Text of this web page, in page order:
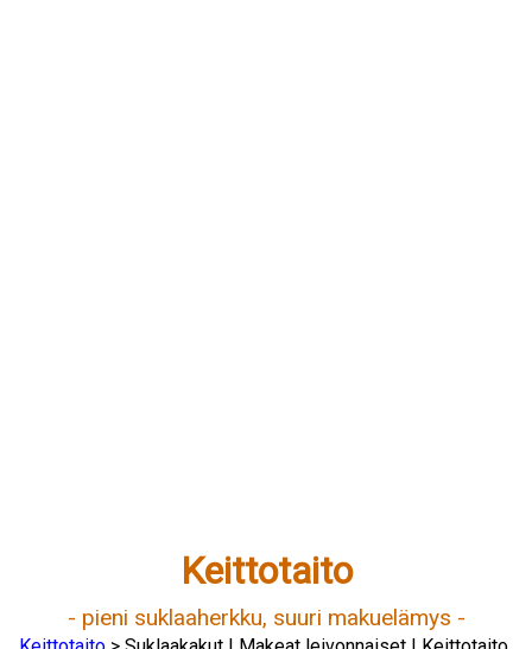
Keittotaito
- pieni suklaaherkku, suuri makuelämys -